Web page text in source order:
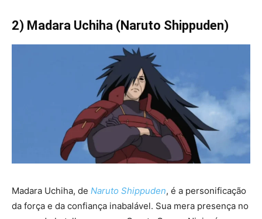
2) Madara Uchiha (Naruto Shippuden)
Madara Uchiha, de Naruto Shippuden, é a personificação
da força e da confiança inabalável. Sua mera presença no